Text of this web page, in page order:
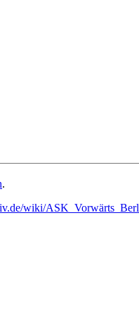
.
wiki/